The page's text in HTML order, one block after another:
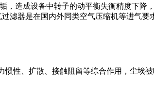
成设备中转子的动平衡失衡精度下降
滤器是在国内外同类空气压缩机等进气要
性、扩散、接触阻留等综合作用，尘埃